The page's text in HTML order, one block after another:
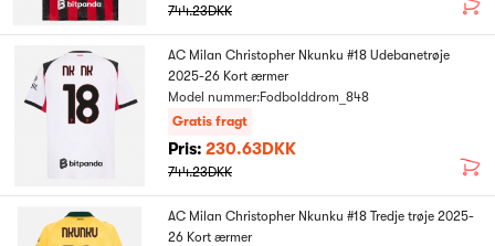
744.23DKK
AC Milan Christopher Nkunku #18 Udebanetrøje
2025-26 Kort ærmer
Model nummer:Fodbolddrom_848
Gratis fragt
Pris: 230.63DKK
744.23DKK
AC Milan Christopher Nkunku #18 Tredje trøje 2025-
26 Kort ærmer